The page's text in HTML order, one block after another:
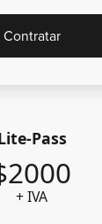
Contratar
Pass
+ IVA